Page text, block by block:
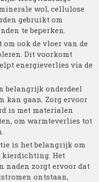
wol, cellulose
gebruikt om
te beperken.
ook de vloer van de
Dit voorkomt
energieverlies via de
belangrijk onderdeel
kan gaan. Zorg ervoor
is met materialen
om warmteverlies tot
is het belangrijk om
kierdichting. Het
naden zorgt ervoor dat
ontstaan,